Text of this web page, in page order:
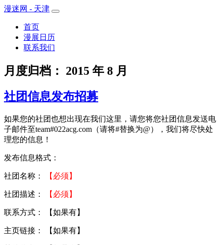
漫迷网 - 天津
首页
漫展日历
联系我们
月度归档： 2015 年 8 月
社团信息发布招募
如果您的社团也想出现在我们这里，请您将您社团信息发送电
子邮件至team#022acg.com（请将#替换为@），我们将尽快处
理您的信息！
发布信息格式：
社团名称： 【必须】
社团描述： 【必须】
联系方式： 【如果有】
主页链接： 【如果有】